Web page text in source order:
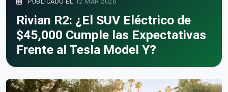
Rivian R2: ¿El SUV Eléctrico de
$45,000 Cumple las Expectativas
Frente al Tesla Model Y?